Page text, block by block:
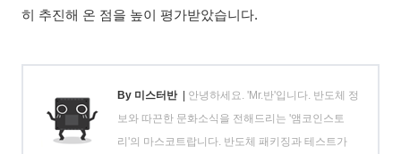
히 추진해 온 점을 높이 평가받았습니다.
By 미스터반 | 안녕하세요. 'Mr.반'입니다. 반도체 정
보와 따끈한 문화소식을 전해드리는 '앰코인스토
리'의 마스코트랍니다. 반도체 패키징과 테스트가